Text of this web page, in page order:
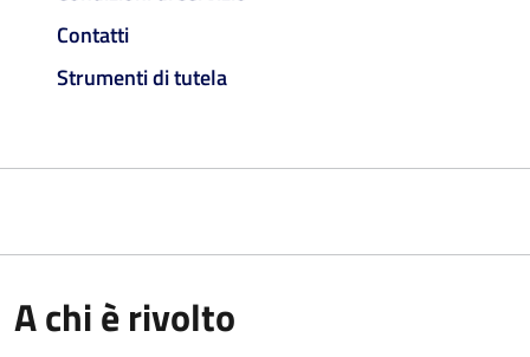
Contatti
Strumenti di tutela
A chi è rivolto